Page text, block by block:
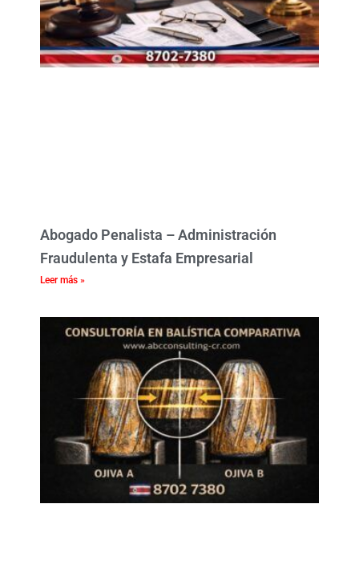
Abogado Penalista – Administración
Fraudulenta y Estafa Empresarial
Leer más »